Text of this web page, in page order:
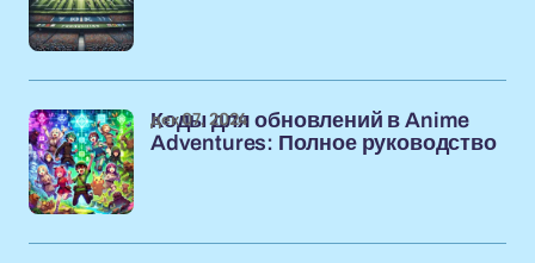
Коды для обновлений в Anime
Adventures: Полное руководство
дек 07, 2024